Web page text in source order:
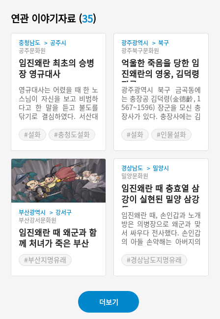
연관 이야기자료 (35)
충청남도 > 공주시
공주문화원
임진왜란 최초의 승병
장 영규대사
영규대사는 어렸을 때 한 노
스님이 자신을 보고 비범하
다고 한 말을 듣고 불도를
닦기로 결심하였다. 서산대
던 중 서산대사가 나라의 불
운을 예견하고 영규대사를
고향으로 내려 보냈다. 영규
대사는 공주 계룡산으로 내
려갔다. 왜군이 침입하자 스
님들을 불러 모아 청주성 전
투에서 승리하였다. 뒤이어
금산의 전투에 참전하였다
가 왜군의 조총을 맞아 쓰러
졌다. 잠시 숨어 있기 위해
계룡산 갑사에 돌아가는 중
숨을 거두고 말았다.
#설화 #충청도설화
광주광역시 > 북구
광주북구문화원
억울한 죽음을 당한 임
진왜란의 영웅, 김덕령
장군
광주광역시 북구 금곡동에
는 충장공 김덕령(金德齡, 1
567~1596) 장군을 모신 충
장사가 있다. 충장사에는 김
교지와 의복, 묘에서 출토된
유물들이 전시되어 있고, 충
장사의 뒤편에는 김덕령 장
군의 묘와 비석, 가족묘가
있다. 김덕령은 명당 자리에
서 천하장사로 태어났지만
태생적으로 누이를 이길 수
는 없었고, 결국 내기를 하
여 누이를 죽였다. 임진왜란
때는 아버지가 돌아가셔서
상중이라 왜군들을 죽이지
않고 도술로 겁만 주어 쫓아
보냈는데, 그로 인해 역적이
라는 누명을 쓰게 된다. 설
화의 전승집단은 김덕령 장
군이 전쟁에서 제대로 싸울
수 있었다면 보다 빨리 왜적
야기한다. 이는 왜군의 침략
에 속절없이 당해야 했던 억
울함과 슬픔을 보상받고 싶
#설화
#인물설화
부산광역시 > 강서구
부산강서문화원
임진왜란 때 왜군과 함
께 처녀가 죽은 부산
처녀골
#부산지명유래
경상남도 > 밀양시
밀양문화원
임진왜란 때 충효열 삼
강이 실현된 밀양 삼강
동
임진왜란 때, 손인갑과 노개
방은 의병장으로 왜군과 맞
서 싸우다 전사했다. 손인갑
의 아들 손약해는 아버지의
한 전사했다. 노개방의 아내
는 남편이 죽자 따라 죽었
다. 이들은 모두 밀양시 무
났다. 선조는 삼강오륜 중
충효열을 실현한 이들을 기
리기 위해 이 마을을 삼강동
#경상남도지명유래
더보기